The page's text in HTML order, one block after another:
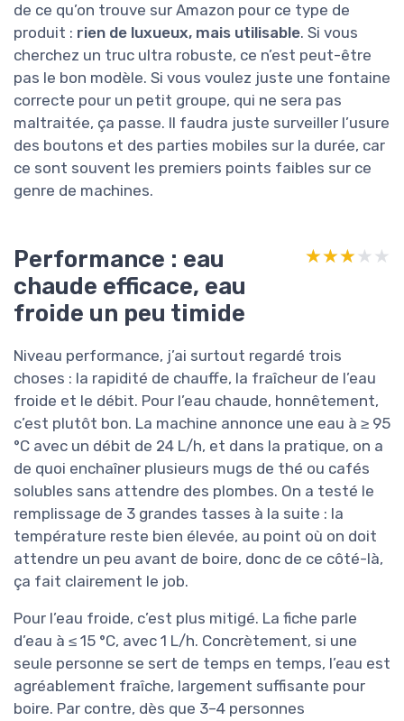
de ce qu’on trouve sur Amazon pour ce type de
produit : rien de luxueux, mais utilisable. Si vous
cherchez un truc ultra robuste, ce n’est peut-être
pas le bon modèle. Si vous voulez juste une fontaine
correcte pour un petit groupe, qui ne sera pas
maltraitée, ça passe. Il faudra juste surveiller l’usure
des boutons et des parties mobiles sur la durée, car
ce sont souvent les premiers points faibles sur ce
genre de machines.
Performance : eau
chaude efficace, eau
froide un peu timide
★★★★★
★★★★★
Niveau performance, j’ai surtout regardé trois
choses : la rapidité de chauffe, la fraîcheur de l’eau
froide et le débit. Pour l’eau chaude, honnêtement,
c’est plutôt bon. La machine annonce une eau à ≥ 95
°C avec un débit de 24 L/h, et dans la pratique, on a
de quoi enchaîner plusieurs mugs de thé ou cafés
solubles sans attendre des plombes. On a testé le
remplissage de 3 grandes tasses à la suite : la
température reste bien élevée, au point où on doit
attendre un peu avant de boire, donc de ce côté-là,
ça fait clairement le job.
Pour l’eau froide, c’est plus mitigé. La fiche parle
d’eau à ≤ 15 °C, avec 1 L/h. Concrètement, si une
seule personne se sert de temps en temps, l’eau est
agréablement fraîche, largement suffisante pour
boire. Par contre, dès que 3–4 personnes